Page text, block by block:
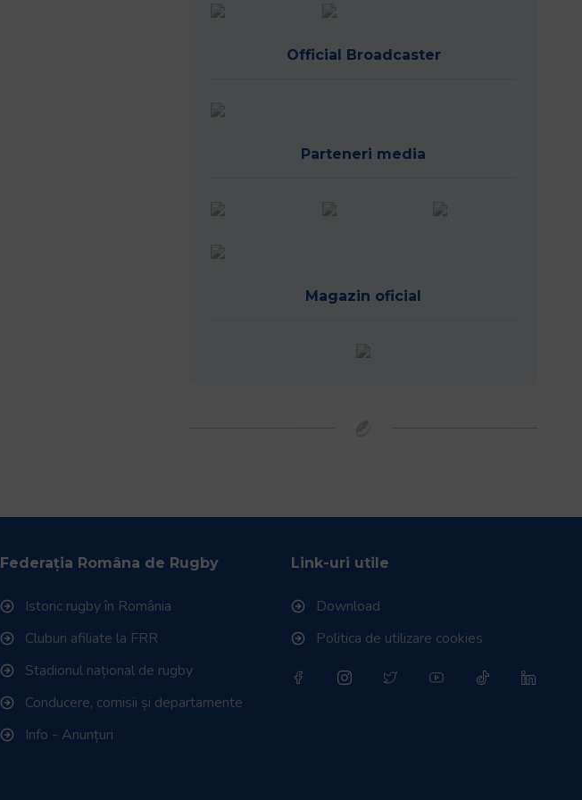
Official Broadcaster
Parteneri media
Magazin oficial
Federația Româna de Rugby
Istoric rugby în România
Cluburi afiliate la FRR
Stadionul național de rugby
Conducere, comisii și departamente
Info - Anunțuri
Link-uri utile
Download
Politica de utilizare cookies